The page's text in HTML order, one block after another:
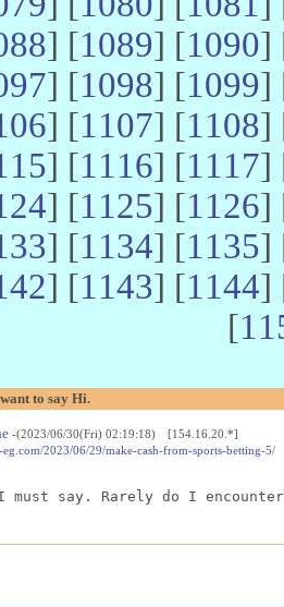
] [1089] [1090]
] [1098] [1099]
] [1107] [1108]
] [1116] [1117]
] [1125] [1126]
] [1134] [1135]
] [1143] [1144]
[
to say Hi.
-(2023/06/30(Fri) 02:19:18) [154.16.20.*]
2023/06/29/make-cash-from-sports-betting-5/
I must say. Rarely do I